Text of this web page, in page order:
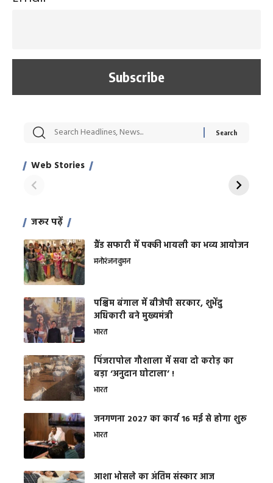
Web Stories
सट्टेबाजी में अरेस्ट हुए
साहिल खान
रोज एक कच्चे लहसुन
जरूर पढ़ें
ग्रैंड सफारी में पक्की भायली का भव्य आयोजन
मनोरंजनवुमन
पश्चिम बंगाल में बीजेपी सरकार, शुभेंदु
अधिकारी बने मुख्यमंत्री
भारत
​पिंजरापोल गौशाला में सवा दो करोड़ का
बड़ा ‘अनुदान घोटाला’ !
भारत
जनगणना 2027 का कार्य 16 मई से होगा शुरू
भारत
आशा भोसले का अंतिम संस्कार आज